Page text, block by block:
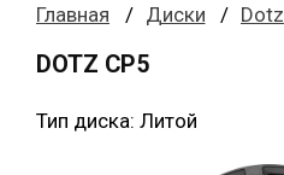
Главная Диски Dotz
DOTZ CP5
Тип диска: Литой